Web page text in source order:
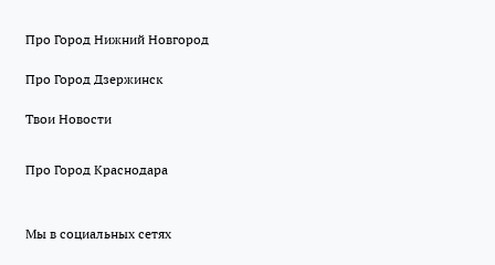
Про Город Нижний Новгород
Про Город Дзержинск
Твои Новости
Про Город Краснодара
Мы в социальных сетях